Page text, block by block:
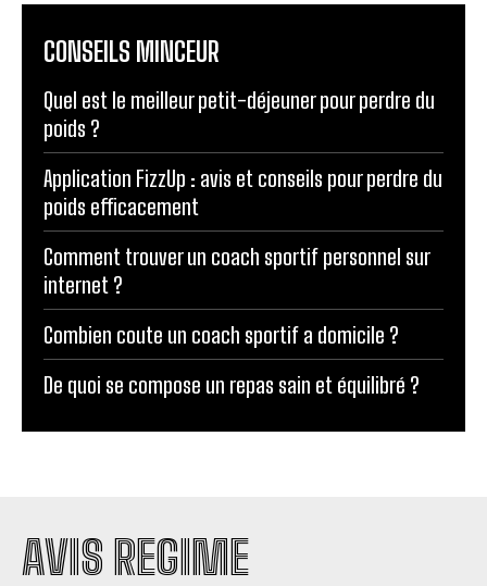
CONSEILS MINCEUR
Quel est le meilleur petit-déjeuner pour perdre du
poids ?
Application FizzUp : avis et conseils pour perdre du
poids efficacement
Comment trouver un coach sportif personnel sur
internet ?
Combien coute un coach sportif a domicile ?
De quoi se compose un repas sain et équilibré ?
AVIS REGIME